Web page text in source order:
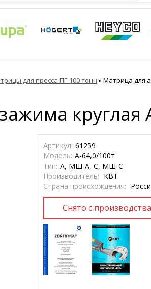
для пресса ПГ-100 тонн »Матрица для
круглая
Артикул: 61259
Модель: А-64,0/100т
Тип: А, МШ-А, С, МШ-С
Производитель: КВТ
Страна происхождения: